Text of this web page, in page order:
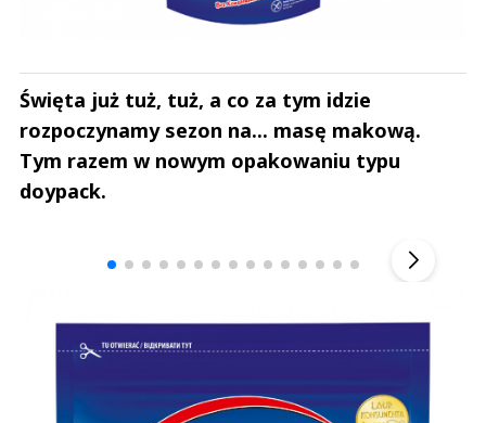
Święta już tuż, tuż, a co za tym idzie
rozpoczynamy sezon na... masę makową.
Tym razem w nowym opakowaniu typu
doypack.